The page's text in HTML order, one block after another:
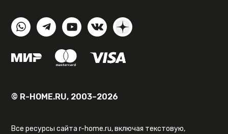
© R-HOME.RU, 2003–2026
Все ресурсы сайта r-home.ru, включая текстовую,